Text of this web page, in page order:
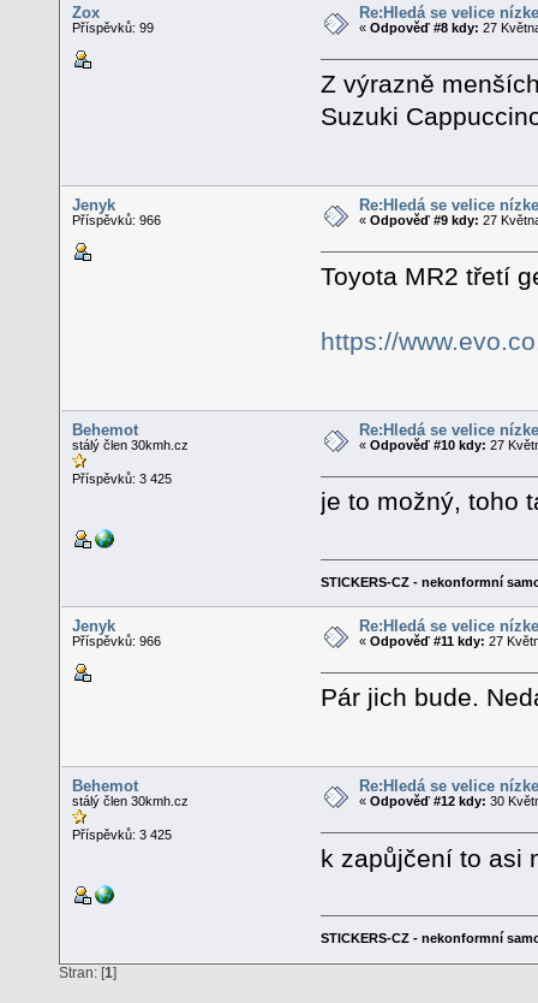
Zox
Příspěvků: 99
Re:Hledá se velice
«Odpověď #8 kdy: 27
Z výrazně
Suzuki
Jenyk
Příspěvků: 966
Re:Hledá se velice
«Odpověď #9 kdy: 27
Toyota MR2 třetí
https://
Behemot
stálý člen 30kmh.cz
Příspěvků: 3 425
Re:Hledá se velice
«Odpověď #10 kdy: 27
je to možný, toho
STICKERS-CZ - nekonformní
Jenyk
Příspěvků: 966
Re:Hledá se velice
«Odpověď #11 kdy: 27
Pár jich bude.
Behemot
stálý člen 30kmh.cz
Příspěvků: 3 425
Re:Hledá se velice
«Odpověď #12 kdy: 30
k zapůjčení to asi
STICKERS-CZ - nekonformní
Stran: [1]